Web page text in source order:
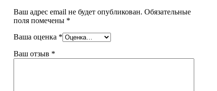
Ваш адрес email не будет опубликован. Обязательные
поля помечены *
Ваша оценка *
Ваш отзыв *